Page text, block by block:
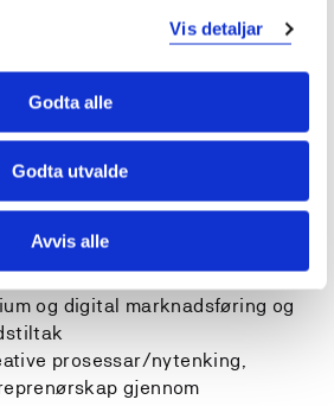
Vis detaljar
Godta alle
Godta utvalde
Avvis alle
digital transformasjon
basert på ei
og interne ressursar og
for ei bedrift basert på strategien
ved ei verksemds
digitale strategiar og føreslå
marknadsføring, føreslå tiltak
og digital marknadsføring og
prosessar/nytenking,
gjennom